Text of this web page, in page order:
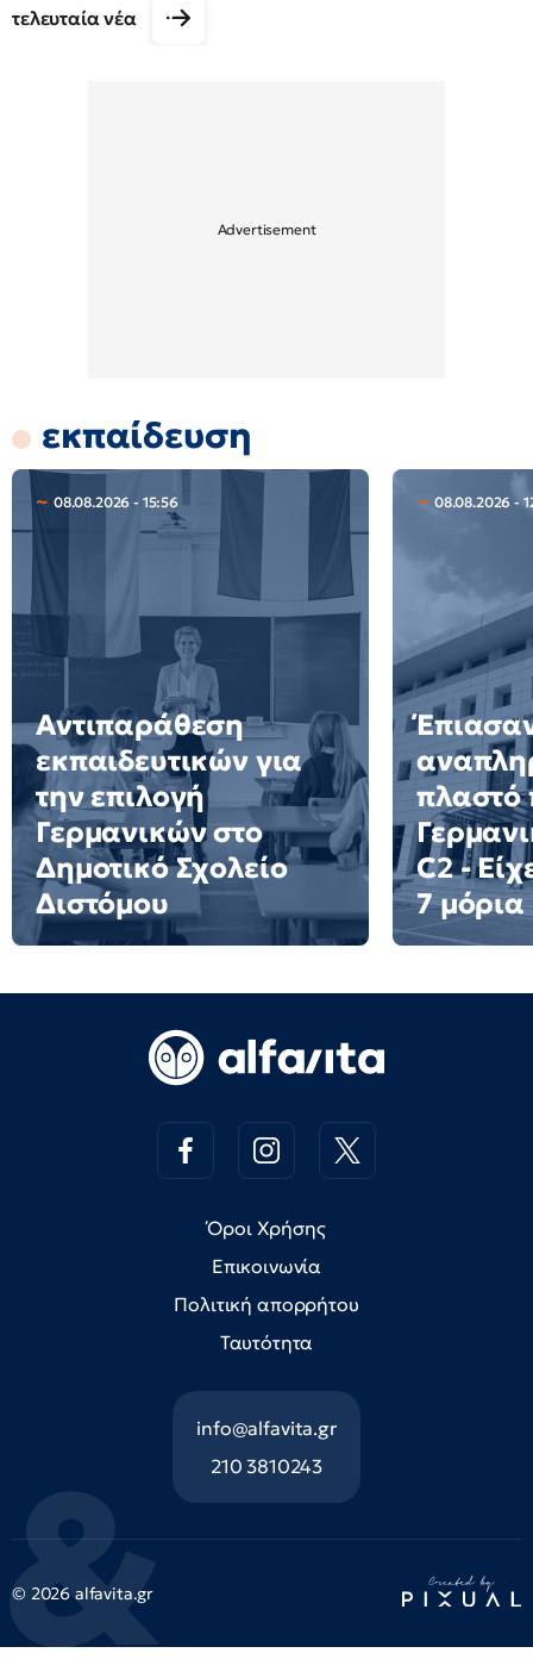
τελευταία νέα
εκπαίδευση
08.08.2026 - 15:56
Αντιπαράθεση
εκπαιδευτικών για
την επιλογή
Γερμανικών στο
Δημοτικό Σχολείο
Διστόμου
08.08.2026 -
πλαστό
C2 -
7 μόρια
Όροι Χρήσης
Επικοινωνία
Πολιτική απορρήτου
Ταυτότητα
info@alfavita.gr
210 3810243
© 2026 alfavita.gr